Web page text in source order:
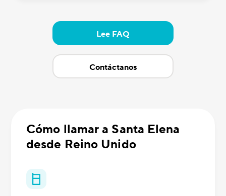
Lee FAQ
Contáctanos
Cómo llamar a Santa Elena
desde Reino Unido